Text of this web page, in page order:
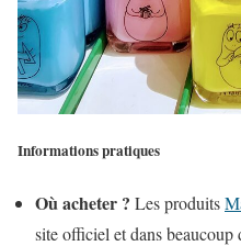
Informations pratiques
Où acheter ? Les produits
site officiel et dans beaucoup